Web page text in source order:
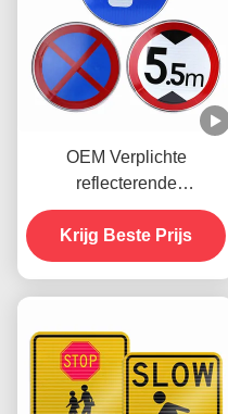
OEM Verplichte
reflecterende
verkeersborden
Versnellingsbeperking
Voor verkeersveiligheid
Krijg Beste Prijs